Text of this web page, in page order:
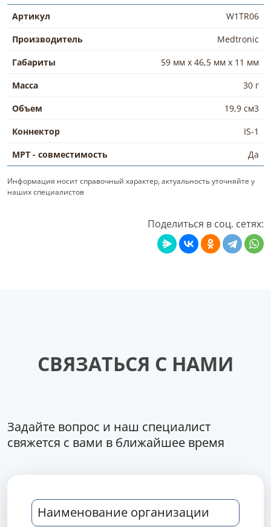
Артикул
W1TR06
Производитель
Medtronic
Габариты
59 мм х 46,5 мм х 11 мм
Масса
30 г
Объем
19,9 см3
Коннектор
IS-1
МРТ - совместимость
Да
Информация носит справочный характер, актуальность уточняйте у
наших специалистов
Поделиться в соц. сетях:
СВЯЗАТЬСЯ С НАМИ
Задайте вопрос и наш специалист
свяжется с вами в ближайшее время